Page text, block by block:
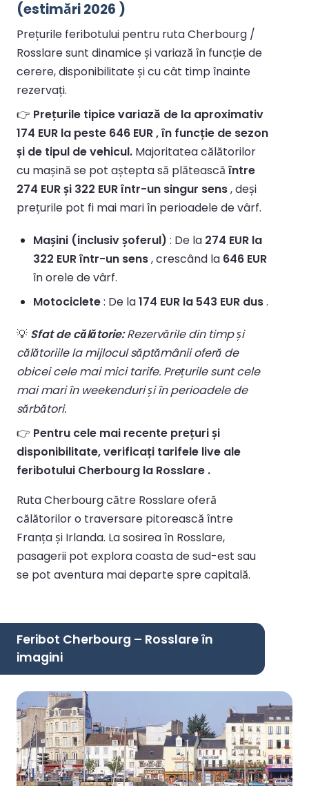
(estimări 2026 )
Prețurile feribotului pentru ruta Cherbourg /
Rosslare sunt dinamice și variază în funcție de
cerere, disponibilitate și cu cât timp înainte
rezervați.
👉 Prețurile tipice variază de la aproximativ
174 EUR la peste 646 EUR , în funcție de sezon
și de tipul de vehicul. Majoritatea călătorilor
cu mașină se pot aștepta să plătească între
274 EUR și 322 EUR într-un singur sens, deși
prețurile pot fi mai mari în perioadele de vârf.
Mașini (inclusiv șoferul) : De la 274 EUR la
322 EUR într-un sens, crescând la 646 EUR
în orele de vârf.
Motociclete: De la174 EUR la 543 EUR dus.
💡 Sfat de călătorie:Rezervările din timp și
călătoriile la mijlocul săptămânii oferă de
obicei cele mai mici tarife. Prețurile sunt cele
mai mari în weekenduri și în perioadele de
sărbători.
👉 Pentru cele mai recente prețuri și
disponibilitate, verificați tarifele live ale
feribotului Cherbourg la Rosslare .
Ruta Cherbourg către Rosslare oferă
călătorilor o traversare pitorească între
Franța și Irlanda. La sosirea în Rosslare,
pasagerii pot explora coasta de sud-est sau
se pot aventura mai departe spre capitală.
Feribot Cherbourg – Rosslare în
imagini